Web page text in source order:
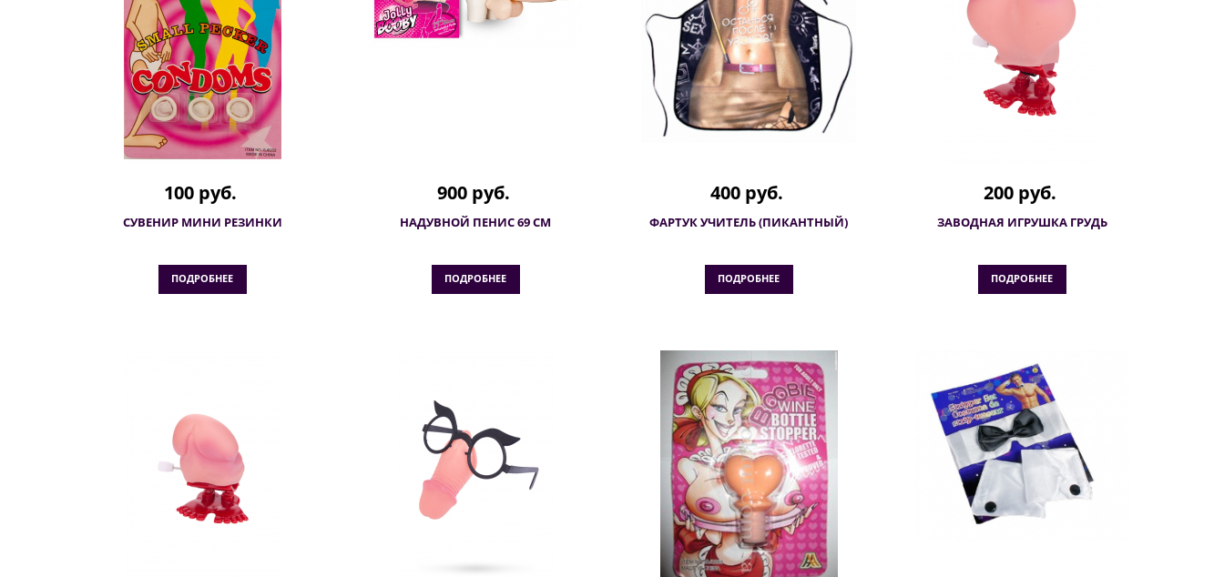
100 руб.
СУВЕНИР МИНИ РЕЗИНКИ
ПОДРОБНЕЕ
900 руб.
НАДУВНОЙ ПЕНИС 69 СМ
ПОДРОБНЕЕ
400 руб.
ФАРТУК УЧИТЕЛЬ (ПИКАНТНЫЙ)
ПОДРОБНЕЕ
200 руб.
ЗАВОДНАЯ ИГРУШКА ГРУДЬ
ПОДРОБНЕЕ